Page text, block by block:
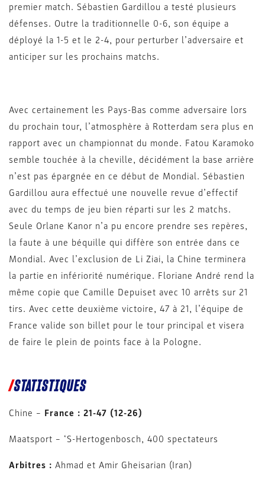
premier match. Sébastien Gardillou a testé plusieurs
défenses. Outre la traditionnelle 0-6, son équipe a
déployé la 1-5 et le 2-4, pour perturber l’adversaire et
anticiper sur les prochains matchs.
Avec certainement les Pays-Bas comme adversaire lors
du prochain tour, l’atmosphère à Rotterdam sera plus en
rapport avec un championnat du monde. Fatou Karamoko
semble touchée à la cheville, décidément la base arrière
n’est pas épargnée en ce début de Mondial. Sébastien
Gardillou aura effectué une nouvelle revue d’effectif
avec du temps de jeu bien réparti sur les 2 matchs.
Seule Orlane Kanor n’a pu encore prendre ses repères,
la faute à une béquille qui diffère son entrée dans ce
Mondial. Avec l’exclusion de Li Ziai, la Chine terminera
la partie en infériorité numérique. Floriane André rend la
même copie que Camille Depuiset avec 10 arrêts sur 21
tirs. Avec cette deuxième victoire, 47 à 21, l’équipe de
France valide son billet pour le tour principal et visera
de faire le plein de points face à la Pologne.
STATISTIQUES
Chine – France : 21-47 (12-26)
Maatsport – ‘S-Hertogenbosch, 400 spectateurs
Arbitres : Ahmad et Amir Gheisarian (Iran)